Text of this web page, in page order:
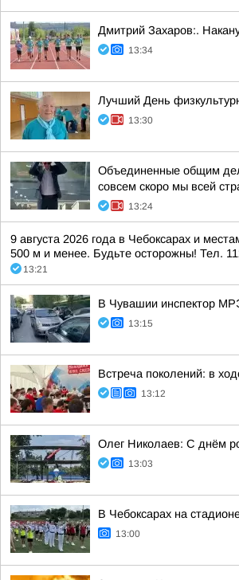
Дмитрий Захаров:.
13:34
Лучший День
13:30
Объединенные общим
совсем скоро мы всей
13:24
9 августа 2026 года в Чебоксарах и
500 м и менее. Будьте осторожны! Тел.
13:21
В Чувашии инспектор
13:15
Встреча поколений: в
13:12
Олег Николаев: С днём
13:03
В Чебоксарах на
13:00